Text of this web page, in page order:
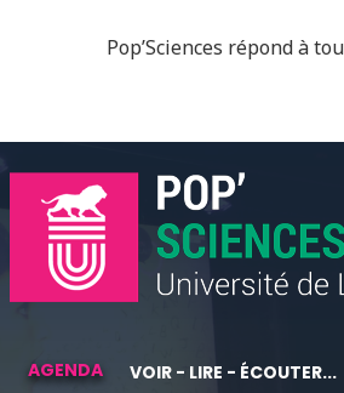
Pop’Sciences répond à
AGENDA VOIR - LIRE - ÉCOUTER...